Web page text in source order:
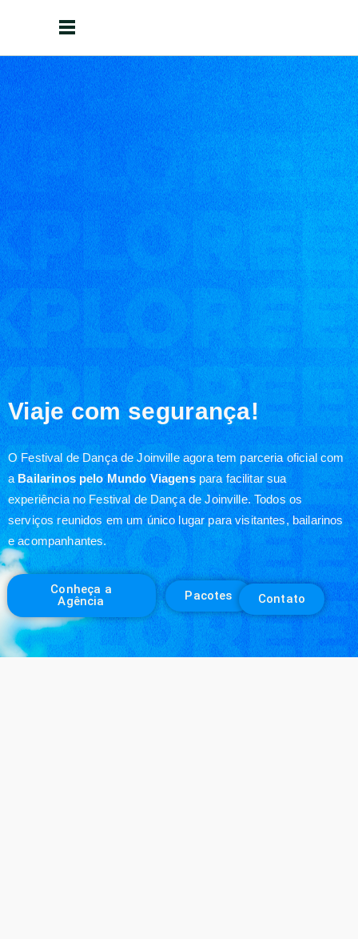
Viaje com segurança!
O Festival de Dança de Joinville agora tem parceria oficial com
aBailarinos pelo Mundo Viagenspara facilitar sua
experiência no Festival de Dança de Joinville. Todos os
serviços reunidos em um único lugar para visitantes, bailarinos
e acompanhantes.
Conheça a
Agência
Pacotes Contato